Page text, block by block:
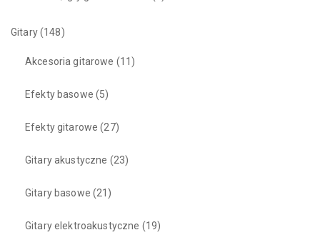
Gitary(148)
Akcesoria gitarowe (11)
Efekty basowe (5)
Efekty gitarowe (27)
Gitary akustyczne (23)
Gitary basowe (21)
Gitary elektroakustyczne (19)